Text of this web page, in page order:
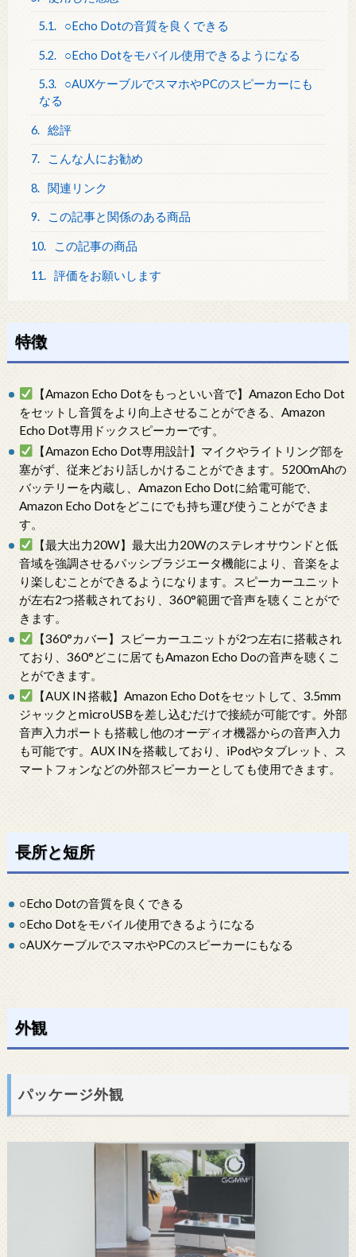
5.1. ○Echo Dotの音質を良くできる
5.2. ○Echo Dotをモバイル使用できるようになる
5.3.
○AUXケーブルでスマホやPCのスピーカーにも
なる
6. 総評
7. こんな人にお勧め
8. 関連リンク
9. この記事と関係のある商品
10. この記事の商品
11. 評価をお願いします
特徴
【Amazon Echo Dotをもっといい音で】Amazon Echo Dot
をセットし音質をより向上させることができる、Amazon
Echo Dot専用ドックスピーカーです。
【Amazon Echo Dot専用設計】マイクやライトリング部を
塞がず、従来どおり話しかけることができます。5200mAhの
バッテリーを内蔵し、Amazon Echo Dotに給電可能で、
Amazon Echo Dotをどこにでも持ち運び使うことができま
す。
【最大出力20W】最大出力20Wのステレオサウンドと低
音域を強調させるパッシブラジエータ機能により、音楽をよ
り楽しむことができるようになります。スピーカーユニット
が左右2つ搭載されており、360°範囲で音声を聴くことがで
きます。
【360°カバー】スピーカーユニットが2つ左右に搭載され
ており、360°どこに居てもAmazon Echo Doの音声を聴くこ
とができます。
【AUX IN 搭載】Amazon Echo Dotをセットして、3.5mm
ジャックとmicroUSBを差し込むだけで接続が可能です。外部
音声入力ポートも搭載し他のオーディオ機器からの音声入力
も可能です。AUX INを搭載しており、iPodやタブレット、ス
マートフォンなどの外部スピーカーとしても使用できます。
長所と短所
○Echo Dotの音質を良くできる
○Echo Dotをモバイル使用できるようになる
○AUXケーブルでスマホやPCのスピーカーにもなる
外観
パッケージ外観